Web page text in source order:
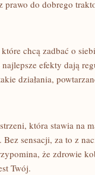
do dobrego
chcą zadbać o
efekty dają
działania,
która stawia na
sensacji, za to z
że zdrowie
Twój.